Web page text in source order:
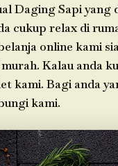
Daging Sapi
cukup relax di
online kami
Kalau anda
kami. Bagi anda
kami.